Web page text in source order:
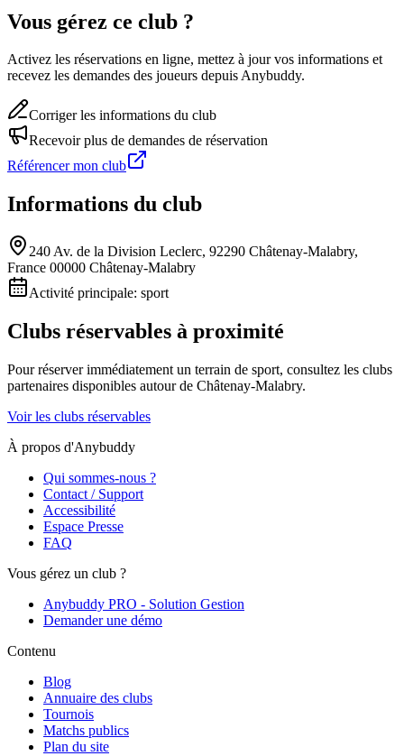
Vous gérez ce club ?
Activez les réservations en ligne, mettez à jour vos informations et
recevez les demandes des joueurs depuis Anybuddy.
Corriger les informations du club
Recevoir plus de demandes de réservation
Référencer mon club
Informations du club
240 Av. de la Division Leclerc, 92290 Châtenay-Malabry,
France 00000 Châtenay-Malabry
Activité principale: sport
Clubs réservables à proximité
Pour réserver immédiatement un terrain de sport, consultez les clubs
partenaires disponibles autour de Châtenay-Malabry.
Voir les clubs réservables
À propos d'Anybuddy
Qui sommes-nous ?
Contact / Support
Accessibilité
Espace Presse
FAQ
Vous gérez un club ?
Anybuddy PRO - Solution Gestion
Demander une démo
Contenu
Blog
Annuaire des clubs
Tournois
Matchs publics
Plan du site